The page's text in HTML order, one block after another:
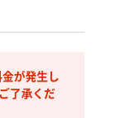
金が発生し
了承くだ